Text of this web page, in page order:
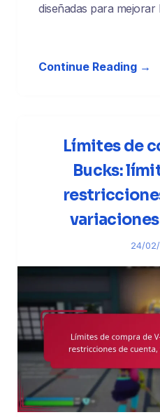
diseñadas para mejorar
Continue Reading →
Límites de
Bucks:
24/